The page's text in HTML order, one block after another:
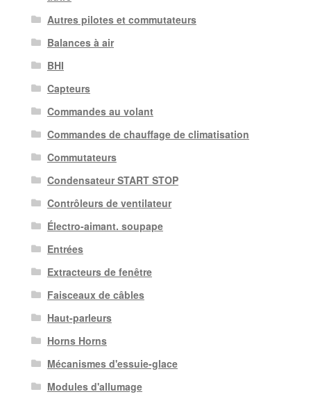
Autres pilotes et commutateurs
Balances à air
BHI
Capteurs
Commandes au volant
Commandes de chauffage de climatisation
Commutateurs
Condensateur START STOP
Contrôleurs de ventilateur
Électro-aimant. soupape
Entrées
Extracteurs de fenêtre
Faisceaux de câbles
Haut-parleurs
Horns Horns
Mécanismes d'essuie-glace
Modules d'allumage